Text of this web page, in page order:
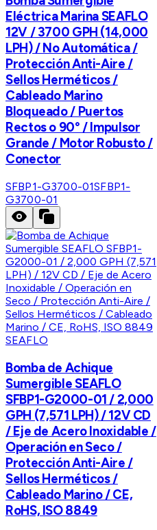
Eléctrica Marina SEAFLO
12V / 3700 GPH (14,000
LPH) / No Automática /
Protección Anti-Aire /
Sellos Herméticos /
Cableado Marino
Bloqueado / Puertos
Rectos o 90° / Impulsor
Grande / Motor Robusto /
Conector
SFBP1-G3700-01SFBP1-
G3700-01
SEAFLO
Bomba de Achique
Sumergible SEAFLO
SFBP1-G2000-01 / 2,000
GPH (7,571 LPH) / 12V CD
/ Eje de Acero Inoxidable /
Operación en Seco /
Protección Anti-Aire /
Sellos Herméticos /
Cableado Marino / CE,
RoHS, ISO 8849